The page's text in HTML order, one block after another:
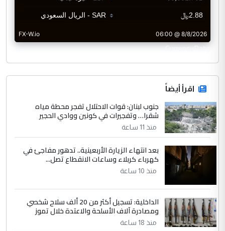
CurrencyRate
اقرأ أيضاً
جنوب لبنان: قوات الاحتلال تفجر محطة مياه
شقرا… وتفجيرات في كونين ووادي الحجير
منذ 11 ساعة
بعد انتهاء الزيارة الأربعينية.. تدهور مفاجئ في
كهرباء كربلاء وساعات الانقطاع تصل...
منذ 10 ساعة
الداخلية: تسجيل أكثر من 20 ألف سلاح شخصي
ومصادرة آلاف الأسلحة والاعتدة خلال تموز
منذ 18 ساعة